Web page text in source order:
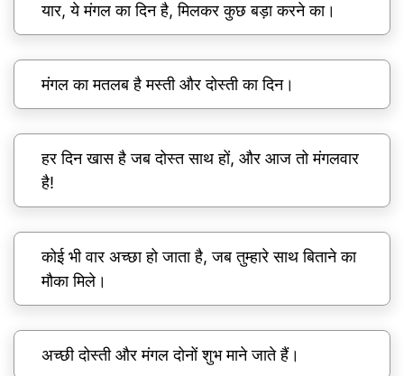
यार, ये मंगल का दिन है, मिलकर कुछ बड़ा करने का।
मंगल का मतलब है मस्ती और दोस्ती का दिन।
हर दिन खास है जब दोस्त साथ हों, और आज तो मंगलवार
है!
कोई भी वार अच्छा हो जाता है, जब तुम्हारे साथ बिताने का
मौका मिले।
अच्छी दोस्ती और मंगल दोनों शुभ माने जाते हैं।